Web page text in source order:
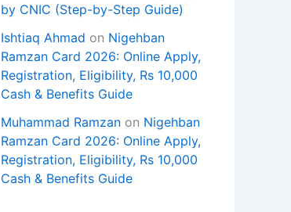
by CNIC (Step-by-Step Guide)
Ishtiaq Ahmad on Nigehban
Ramzan Card 2026: Online Apply,
Registration, Eligibility, Rs 10,000
Cash & Benefits Guide
Muhammad Ramzan on Nigehban
Ramzan Card 2026: Online Apply,
Registration, Eligibility, Rs 10,000
Cash & Benefits Guide